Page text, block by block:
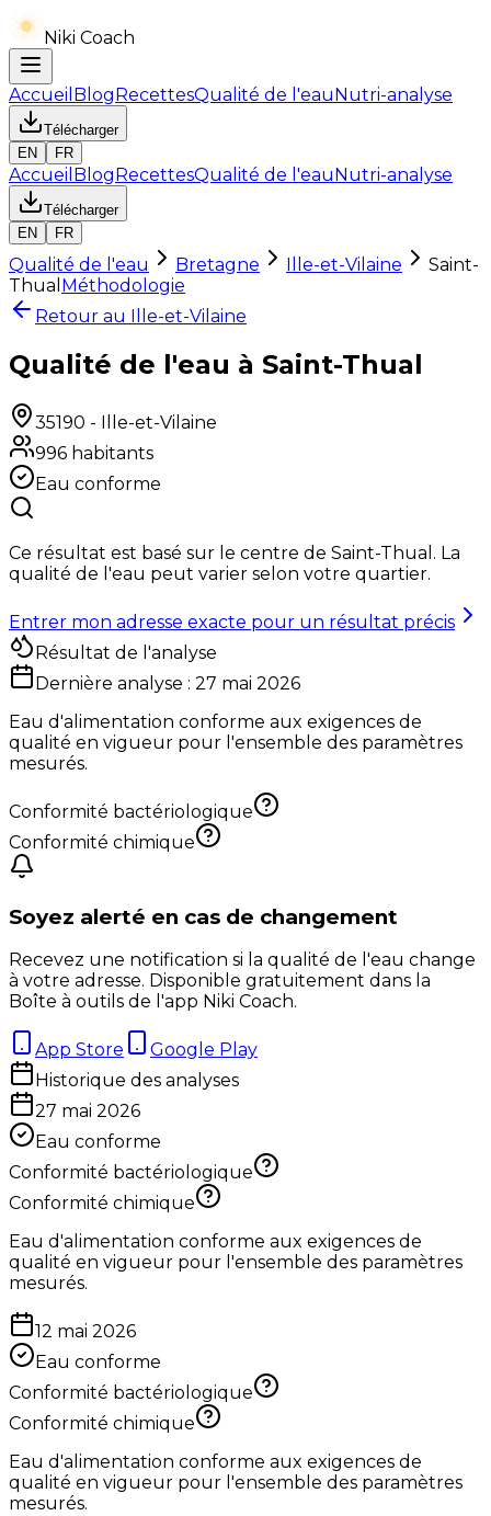
Niki Coach
Accueil BlogRecettesQualité de l'eauNutri-analyse
Télécharger
EN
FR
Accueil BlogRecettesQualité de l'eauNutri-analyse
Télécharger
EN
FR
Qualité de l'eau Bretagne Ille-et-Vilaine
Saint-
Thual Méthodologie
Retour au Ille-et-Vilaine
Qualité de l'eau à Saint-Thual
35190 - Ille-et-Vilaine
996 habitants
Eau conforme
Ce résultat est basé sur le centre de Saint-Thual . La
qualité de l'eau peut varier selon votre quartier.
Entrer mon adresse exacte pour un résultat précis
Résultat de l'analyse
Dernière analyse : 27 mai 2026
Eau d'alimentation conforme aux exigences de
qualité en vigueur pour l'ensemble des paramètres
mesurés.
Conformité bactériologique
Conformité chimique
Soyez alerté en cas de changement
Recevez une notification si la qualité de l'eau change
à votre adresse. Disponible gratuitement dans la
Boîte à outils de l'app Niki Coach.
App Store
Google Play
Historique des analyses
27 mai 2026
Eau conforme
Conformité bactériologique
Conformité chimique
Eau d'alimentation conforme aux exigences de
qualité en vigueur pour l'ensemble des paramètres
mesurés.
12 mai 2026
Eau conforme
Conformité bactériologique
Conformité chimique
Eau d'alimentation conforme aux exigences de
qualité en vigueur pour l'ensemble des paramètres
mesurés.